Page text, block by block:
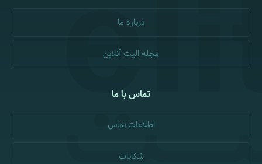
درباره ما
مجله الیت آنلاین
تماس با ما
اطلاعات تماس
شکایات